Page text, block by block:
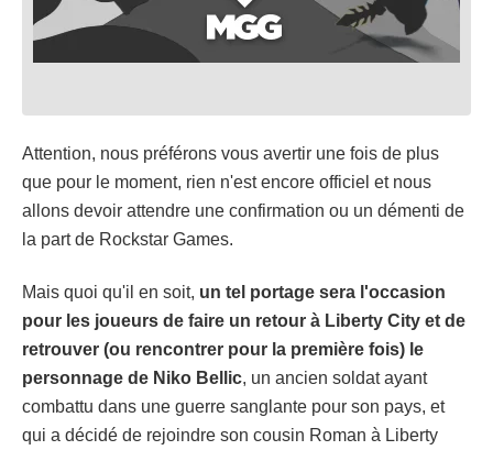
Attention, nous préférons vous avertir une fois de plus
que pour le moment, rien n'est encore officiel et nous
allons devoir attendre une confirmation ou un démenti de
la part de Rockstar Games.
Mais quoi qu'il en soit, un tel portage sera l'occasion
pour les joueurs de faire un retour à Liberty City et de
retrouver (ou rencontrer pour la première fois) le
personnage de Niko Bellic, un ancien soldat ayant
combattu dans une guerre sanglante pour son pays, et
qui a décidé de rejoindre son cousin Roman à Liberty